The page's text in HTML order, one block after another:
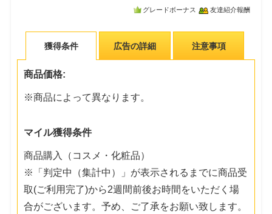
グレードボーナス 友達紹介報酬
獲得条件 広告の詳細 注意事項
商品価格:
※商品によって異なります。
マイル獲得条件
商品購入（コスメ・化粧品）
※「判定中（集計中）」が表示されるまでに商品受
取(ご利用完了)から2週間前後お時間をいただく場
合がございます。予め、ご了承をお願い致します。